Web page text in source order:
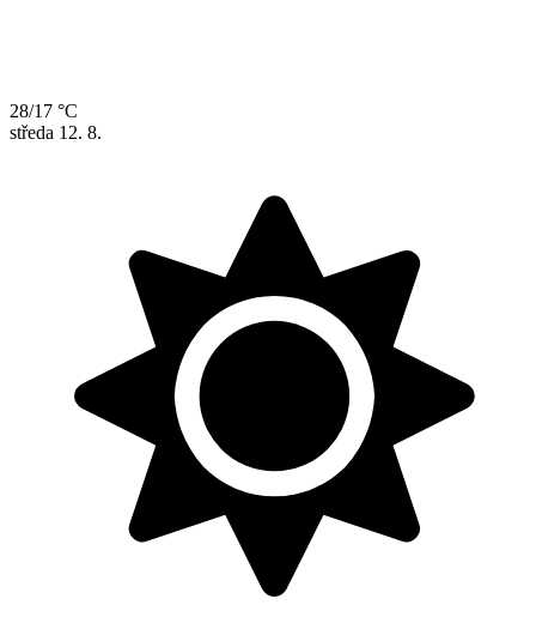
28/17 °C
středa 12. 8.